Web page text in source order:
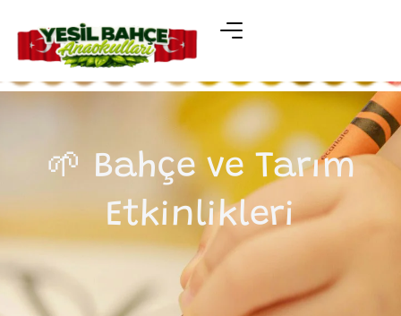
🌱 Bahçe ve Tarım
Etkinlikleri